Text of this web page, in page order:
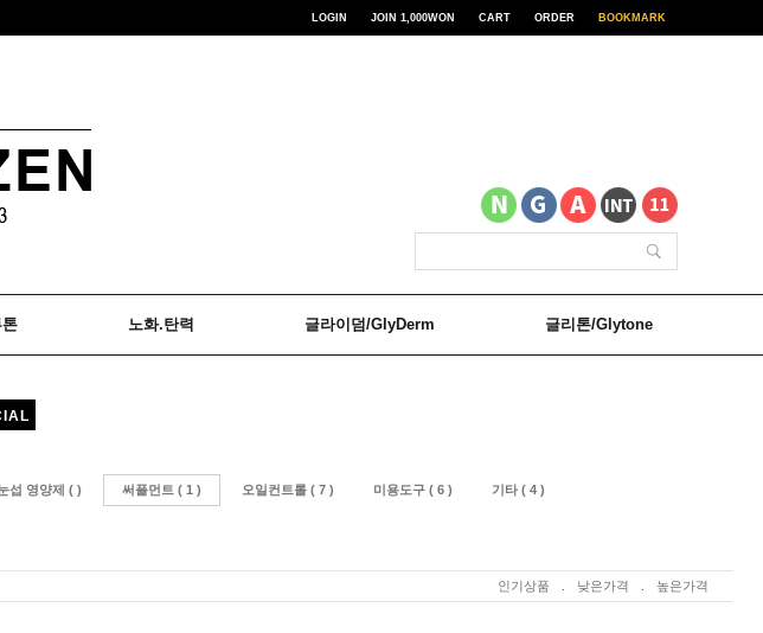
LOGIN JOIN 1,000WON CART ORDER BOOKMARK
노화.탄력 글라이덤/GlyDerm 글리톤/Glytone
섭 영양제 ( ) 써플먼트 ( 1 ) 오일컨트롤 ( 7 ) 미용도구 ( 6 ) 기타 ( 4 )
인기상품 낮은가격 높은가격